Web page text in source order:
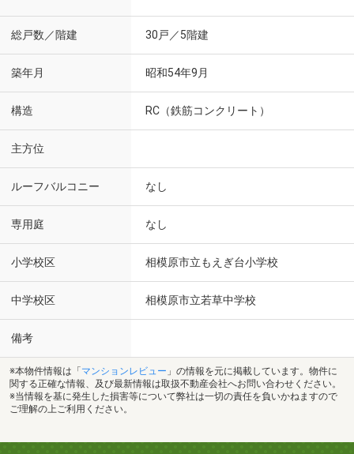
総戸数／階建 30戸／5階建
築年月 昭和54年9月
構造 RC（鉄筋コンクリート）
主方位
ルーフバルコニー なし
専用庭 なし
小学校区 相模原市立もえぎ台小学校
中学校区 相模原市立若草中学校
備考
※本物件情報は「 マンションレビュー 」の情報を元に掲載しています。物件に
関する正確な情報、及び最新情報は取扱不動産会社へお問い合わせください。
※当情報を基に発生した損害等について弊社は一切の責任を負いかねますので
ご理解の上ご利用ください。